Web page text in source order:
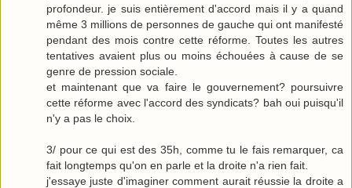
profondeur. je suis entièrement d'accord mais il y a quand
même 3 millions de personnes de gauche qui ont manifesté
pendant des mois contre cette réforme. Toutes les autres
tentatives avaient plus ou moins échouées à cause de se
genre de pression sociale.
et maintenant que va faire le gouvernement? poursuivre
cette réforme avec l'accord des syndicats? bah oui puisqu'il
n'y a pas le choix.
3/ pour ce qui est des 35h, comme tu le fais remarquer, ca
fait longtemps qu'on en parle et la droite n'a rien fait.
j'essaye juste d'imaginer comment aurait réussie la droite a